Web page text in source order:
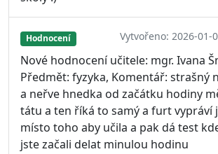
Hodnocení Vytvořeno: 2026-01-
Nové hodnocení učitele: mgr. Ivana
Předmět: fyzyka, Komentář: strašný
a neřve hnedka od začátku hodiny
tátu a ten říká to samý a furt vypráví
místo toho aby učila a pak dá test
jste začali delat minulou hodinu